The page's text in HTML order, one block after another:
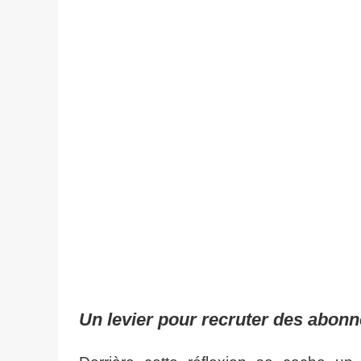
Un levier pour recruter des